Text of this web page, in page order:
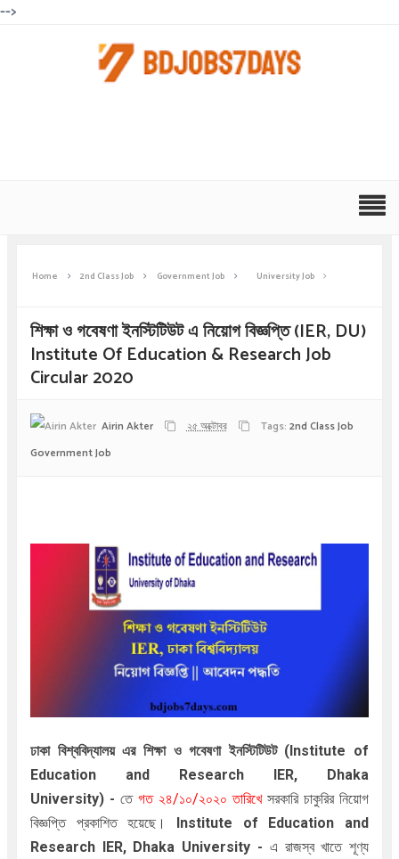
-->
Home 2nd Class Job Government Job University Job
শিক্ষা ও গবেষণা ইনস্টিটিউট এ নিয়োগ বিজ্ঞপ্তি (IER, DU)
Institute Of Education & Research Job
Circular 2020
Airin Akter ২৫ অক্টোবর Tags: 2nd Class Job
Government Job
ঢাকা বিশ্ববিদ্যালয় এর শিক্ষা ও গবেষণা ইনস্টিটিউট (Institute of
Education and Research IER, Dhaka
University)- তেগত২৪/১০/২০২০ তারিখেসরকারি চাকুরির নিয়োগ
বিজ্ঞপ্তি প্রকাশিত হয়েছে। Institute of Education and
Research IER, Dhaka University - এ রাজস্ব খাতেশূণ্য